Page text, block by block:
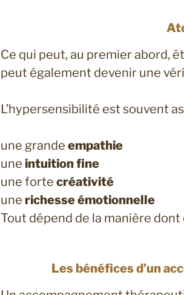
Ce qui peut, au premier abord,
peut également devenir une
L’hypersensibilité est souvent
une grande empathie
une intuition fine
une forte créativité
une richesse émotionnelle
Tout dépend de la manière
Les bénéfices d’un